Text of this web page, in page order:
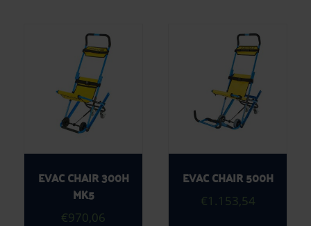
EVAC CHAIR 300H
MK5
€970,06
EVAC CHAIR 500H
€1.153,54